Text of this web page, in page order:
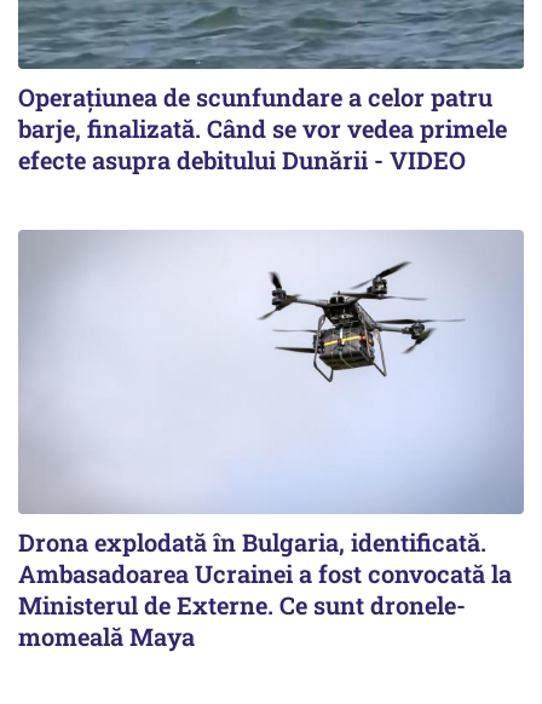
Operațiunea de scunfundare a celor patru
barje, finalizată. Când se vor vedea primele
efecte asupra debitului Dunării - VIDEO
Drona explodată în Bulgaria, identificată.
Ambasadoarea Ucrainei a fost convocată la
Ministerul de Externe. Ce sunt dronele-
momeală Maya